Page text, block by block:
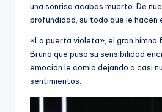
una sonrisa acabas muerto. De
profundidad, su todo que le hacen
«La puerta violeta», el gran himno
Bruno que puso su sensibilidad
emoción le comió dejando a casi
sentimientos.